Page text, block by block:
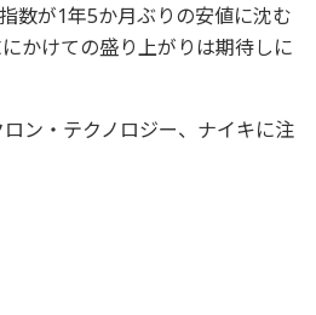
数が1年5か月ぶりの安値に沈む
かけての盛り上がりは期待しに
ン・テクノロジー、ナイキに注